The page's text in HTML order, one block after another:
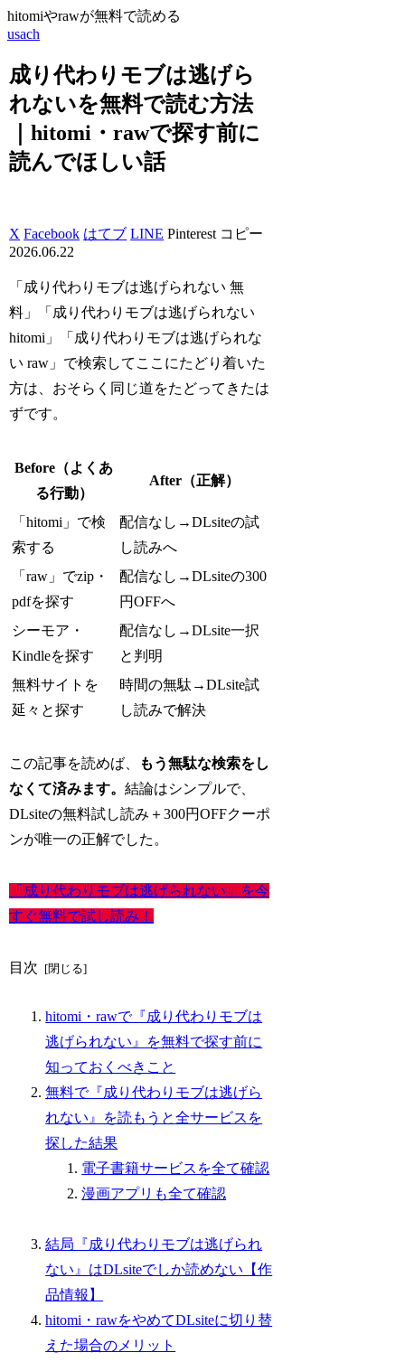
hitomiやrawが無料で読める
usach
成り代わりモブは逃げら
れないを無料で読む方法
｜hitomi・rawで探す前に
読んでほしい話
X Facebook はてブ LINE Pinterest コピー
2026.06.22
「成り代わりモブは逃げられない 無
料」「成り代わりモブは逃げられない
hitomi」「成り代わりモブは逃げられな
い raw」で検索してここにたどり着いた
方は、おそらく同じ道をたどってきたは
ずです。
Before（よくあ
る行動）
After（正解）
「hitomi」で検
索する
配信なし→DLsiteの試
し読みへ
「raw」でzip・
pdfを探す
配信なし→DLsiteの300
円OFFへ
シーモア・
Kindleを探す
配信なし→DLsite一択
と判明
無料サイトを
延々と探す
時間の無駄→DLsite試
し読みで解決
この記事を読めば、
もう無駄な検索をし
なくて済みます。結論はシンプルで、
DLsiteの無料試し読み＋300円OFFクーポ
ンが唯一の正解でした。
「成り代わりモブは逃げられない」を今
すぐ無料で試し読み！
目次
hitomi・rawで『成り代わりモブは
逃げられない』を無料で探す前に
知っておくべきこと
無料で『成り代わりモブは逃げら
れない』を読もうと全サービスを
探した結果
電子書籍サービスを全て確認
漫画アプリも全て確認
結局『成り代わりモブは逃げられ
ない』はDLsiteでしか読めない【作
品情報】
hitomi・rawをやめてDLsiteに切り替
えた場合のメリット